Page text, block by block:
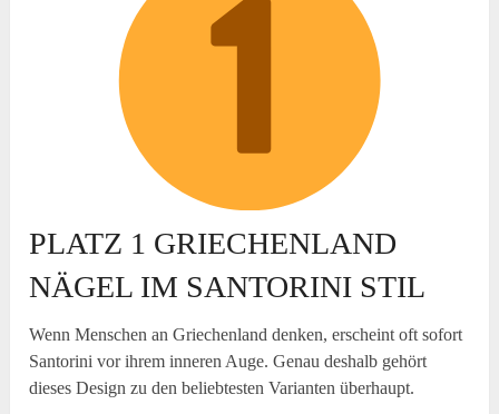
PLATZ 1 GRIECHENLAND
NÄGEL IM SANTORINI STIL
Wenn Menschen an Griechenland denken, erscheint oft sofort
Santorini vor ihrem inneren Auge. Genau deshalb gehört
dieses Design zu den beliebtesten Varianten überhaupt.